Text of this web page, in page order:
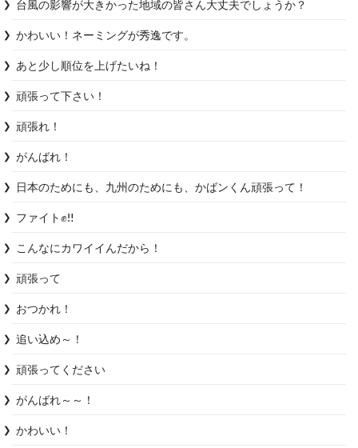
台風の影響が大きかった地域の皆さん大丈夫でしょうか？
かわいい！ネーミングが秀逸です。
あと少し順位を上げたいね！
頑張って下さい！
頑張れ！
がんばれ！
日本のためにも、九州のためにも、かばンくん頑張って！
ファイト✊‼️
こんなにカワイイんだから！
頑張って
おつかれ！
追い込め～！
頑張ってください
がんばれ～～！
かわいい！